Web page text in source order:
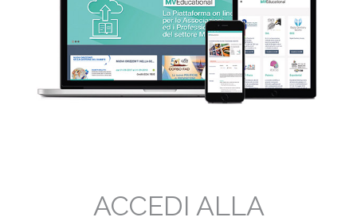
ACCEDI ALLA